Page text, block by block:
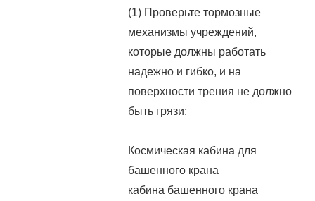
(1) Проверьте тормозные
механизмы учреждений,
которые должны работать
надежно и гибко, и на
поверхности трения не должно
быть грязи;
Космическая кабина для
башенного крана
кабина башенного крана